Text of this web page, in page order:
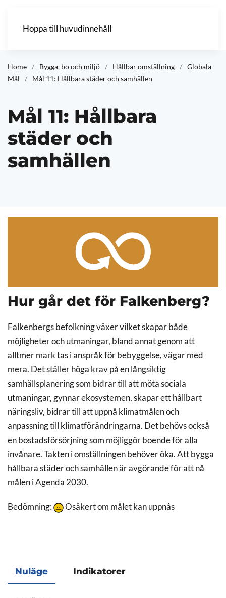
Hoppa till huvudinnehåll
Home Bygga, bo och miljö Hållbar omställning
Globala
Mål
Mål 11: Hållbara städer och samhällen
Mål 11: Hållbara
städer och
samhällen
Hur går det för Falkenberg?
Falkenbergs befolkning växer vilket skapar både
möjligheter och utmaningar, bland annat genom att
alltmer mark tas i anspråk för bebyggelse, vägar med
mera. Det ställer höga krav på en långsiktig
samhällsplanering som bidrar till att möta sociala
utmaningar, gynnar ekosystemen, skapar ett hållbart
näringsliv, bidrar till att uppnå klimatmålen och
anpassning till klimatförändringarna. Det behövs också
en bostadsförsörjning som möjliggör boende för alla
invånare. Takten i omställningen behöver öka. Att bygga
hållbara städer och samhällen är avgörande för att nå
målen i Agenda 2030.
Bedömning: Osäkert om målet kan uppnås
Nuläge Indikatorer